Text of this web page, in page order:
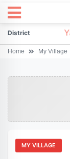
DistrictSonipat
Home My Village
MY VILLAGE